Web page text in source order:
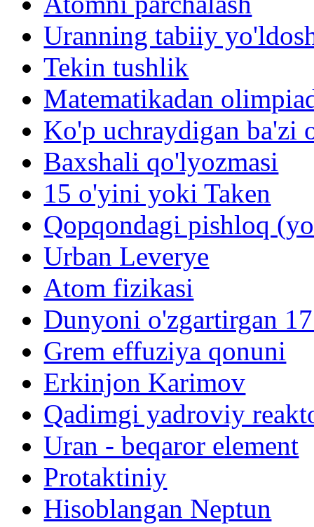
Uranning tabiiy
Tekin tushlik
Matematikadan
Ko'p uchraydigan ba'zi
Baxshali qo'lyozmasi
15 o'yini yoki Taken
Qopqondagi pishloq
Urban Leverye
Atom fizikasi
Dunyoni o'zgartirgan
Grem effuziya qonuni
Erkinjon Karimov
Qadimgi yadroviy
Uran - beqaror element
Protaktiniy
Hisoblangan Neptun